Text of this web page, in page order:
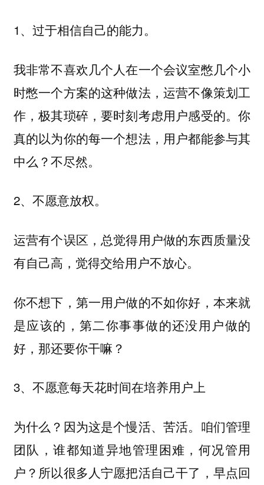
1、过于相信自己的能力。
我非常不喜欢几个人在一个会议室憋几个小
时憋一个方案的这种做法，运营不像策划工
作，极其琐碎，要时刻考虑用户感受的。你
真的以为你的每一个想法，用户都能参与其
中么？不尽然。
2、不愿意放权。
运营有个误区，总觉得用户做的东西质量没
有自己高，觉得交给用户不放心。
你不想下，第一用户做的不如你好，本来就
是应该的，第二你事事做的还没用户做的
好，那还要你干嘛？
3、不愿意每天花时间在培养用户上
为什么？因为这是个慢活、苦活。咱们管理
团队，谁都知道异地管理困难，何况管用
户？所以很多人宁愿把活自己干了，早点回